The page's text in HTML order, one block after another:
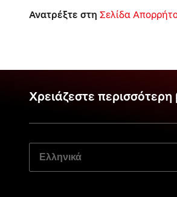
Ανατρέξτε στη Σελίδα
Χρειάζεστε περισσότερη
ΕΠΙΛΈΞΤΕ ΤΗ ΓΛΏΣΣΑ ΤΗΣ